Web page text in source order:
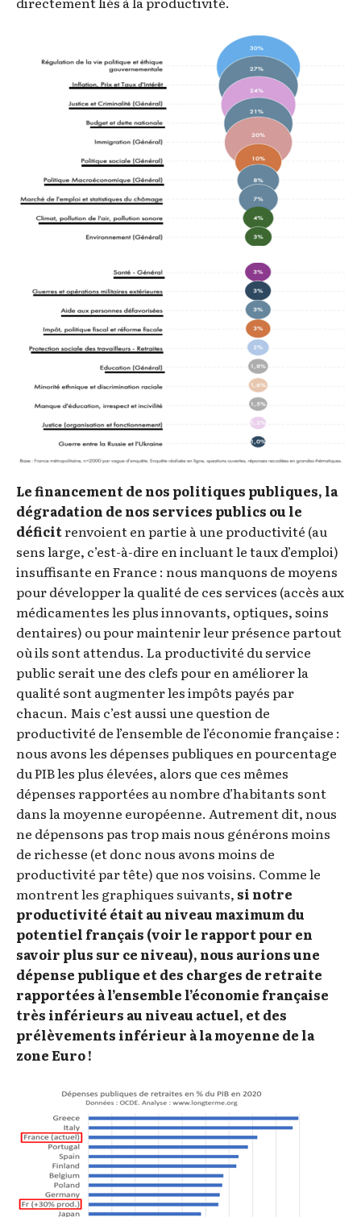
Le financement de nos politiques publiques, la
dégradation de nos services publics ou le
déficitrenvoient en partie à une productivité (au
sens large, c’est-à-dire en incluant le taux d’emploi)
insuffisante en France : nous manquons de moyens
pour développer la qualité de ces services (accès aux
médicamentes les plus innovants, optiques, soins
dentaires) ou pour maintenir leur présence partout
où ils sont attendus. La productivité du service
public serait une des clefs pour en améliorer la
qualité sont augmenter les impôts payés par
chacun. Mais c’est aussi une question de
productivité de l’ensemble de l’économie française :
nous avons les dépenses publiques en pourcentage
du PIB les plus élevées, alors que ces mêmes
dépenses rapportées au nombre d’habitants sont
dans la moyenne européenne. Autrement dit, nous
ne dépensons pas trop mais nous générons moins
de richesse (et donc nous avons moins de
productivité par tête) que nos voisins. Comme le
montrent les graphiques suivants, si notre
productivité était au niveau maximum du
potentiel français (voir le rapport pour en
savoir plus sur ce niveau), nous aurions une
dépense publique et des charges de retraite
rapportées à l’ensemble l’économie française
très inférieurs au niveau actuel, et des
prélèvements inférieur à la moyenne de la
zone Euro !